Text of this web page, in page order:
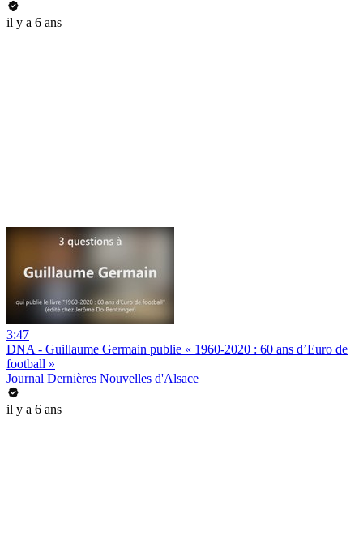
il y a 6 ans
3:47
DNA - Guillaume Germain publie « 1960-2020 : 60 ans d’Euro de
football »
Journal Dernières Nouvelles d'Alsace
il y a 6 ans